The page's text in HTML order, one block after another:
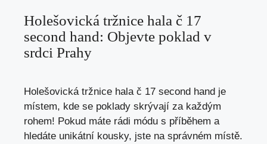
Holešovická tržnice hala č 17
second hand: Objevte poklad v
srdci Prahy
Holešovická tržnice hala č 17 second hand je
místem, kde se poklady skrývají za každým
rohem! Pokud máte rádi módu s příběhem a
hledáte unikátní kousky, jste na správném místě.